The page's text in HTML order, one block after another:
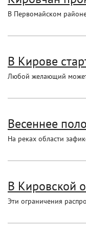
В Первомайском
В Кирове
Любой желающий может
Весеннее
На реках области
В Кировской
Эти ограничения